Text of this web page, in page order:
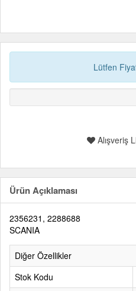
Lütfen
Alışveriş
Ürün Açıklaması
2356231, 2288688
SCANIA
Diğer Özellikler
Stok Kodu